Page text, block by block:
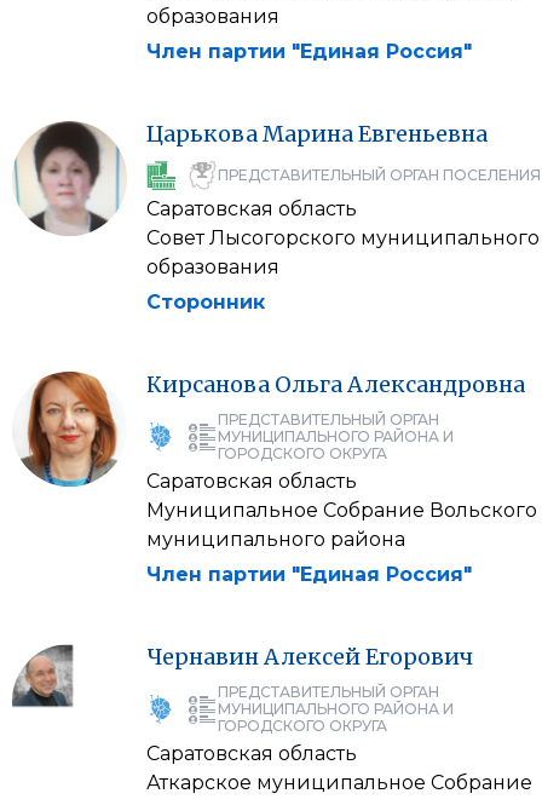
образования
Член партии "Единая Россия"
ЦарьковаМаринаЕвгеньевна
ПРЕДСТАВИТЕЛЬНЫЙ ОРГАН ПОСЕЛЕНИЯ
Саратовская область
Совет Лысогорского муниципального
образования
Сторонник
Кирсанова ОльгаАлександровна
ПРЕДСТАВИТЕЛЬНЫЙ ОРГАН
МУНИЦИПАЛЬНОГО РАЙОНА И
ГОРОДСКОГО ОКРУГА
Саратовская область
Муниципальное Собрание Вольского
муниципального района
Член партии "Единая Россия"
ЧернавинАлексейЕгорович
ПРЕДСТАВИТЕЛЬНЫЙ ОРГАН
МУНИЦИПАЛЬНОГО РАЙОНА И
ГОРОДСКОГО ОКРУГА
Саратовская область
Аткарское муниципальное Собрание